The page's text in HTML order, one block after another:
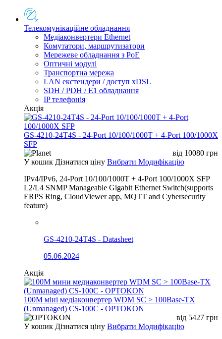
Телекомунікаційне обладнання
Медіаконвертери Ethernet
Комутатори, маршрутизатори
Мережеве обладнання з PoE
Оптичні модулі
Транспортна мережа
LAN екстендери / доступ xDSL
SDH / PDH / E1 обладнання
IP телефонія
Акція
GS-4210-24T4S - 24-Port 10/100/1000T + 4-Port 100/1000X
SFP
від 10080 грн
У кошик Дізнатися ціну Вибрати Модифікацію
IPv4/IPv6, 24-Port 10/100/1000T + 4-Port 100/1000X SFP
L2/L4 SNMP Manageable Gigabit Ethernet Switch(supports
ERPS Ring, CloudViewer app, MQTT and Cybersecurity
feature)
GS-4210-24T4S - Datasheet
05.06.2024
Акція
100М міні медіаконвертер WDM SC > 100Base-TX
(Unmanaged) CS-100C - OPTOKON
від 5427 грн
У кошик Дізнатися ціну Вибрати Модифікацію